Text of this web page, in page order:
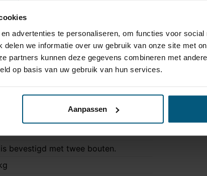
advertenties te personaliseren, om functies voor social
delen we informatie over uw gebruik van onze site met
partners kunnen deze gegevens combineren met
op basis van uw gebruik van hun services.
Aanpassen
systeem)
bevestigd met twee bouten.